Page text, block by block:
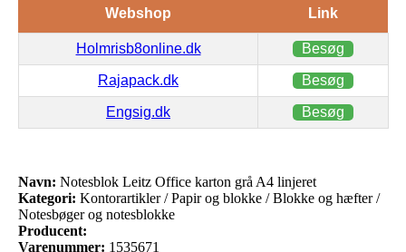
Webshop Link
Holmrisb8online.dk Besøg
Rajapack.dk Besøg
Engsig.dk Besøg
Navn: Notesblok Leitz Office karton grå A4 linjeret
Kategori: Kontorartikler / Papir og blokke / Blokke og hæfter /
Notesbøger og notesblokke
Producent:
Varenummer: 1535671